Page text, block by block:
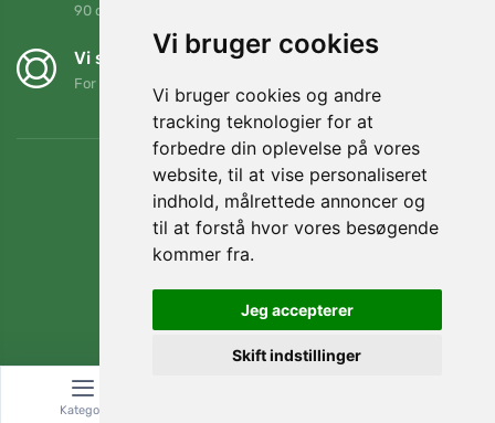
Vi bruger cookies
Vi bruger cookies og andre
tracking teknologier for at
forbedre din oplevelse på vores
website, til at vise personaliseret
indhold, målrettede annoncer og
til at forstå hvor vores besøgende
kommer fra.
Jeg accepterer
Skift indstillinger
90 dage
Vi støtter Trees.org
For hver ordre planter vi et træ! Læs mere
Kategori